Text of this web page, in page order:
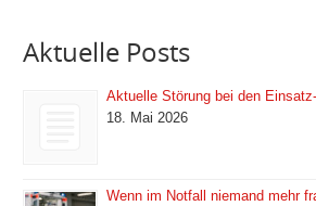
Aktuelle Posts
Aktuelle Störung bei den
18. Mai 2026
Wenn im Notfall niemand mehr